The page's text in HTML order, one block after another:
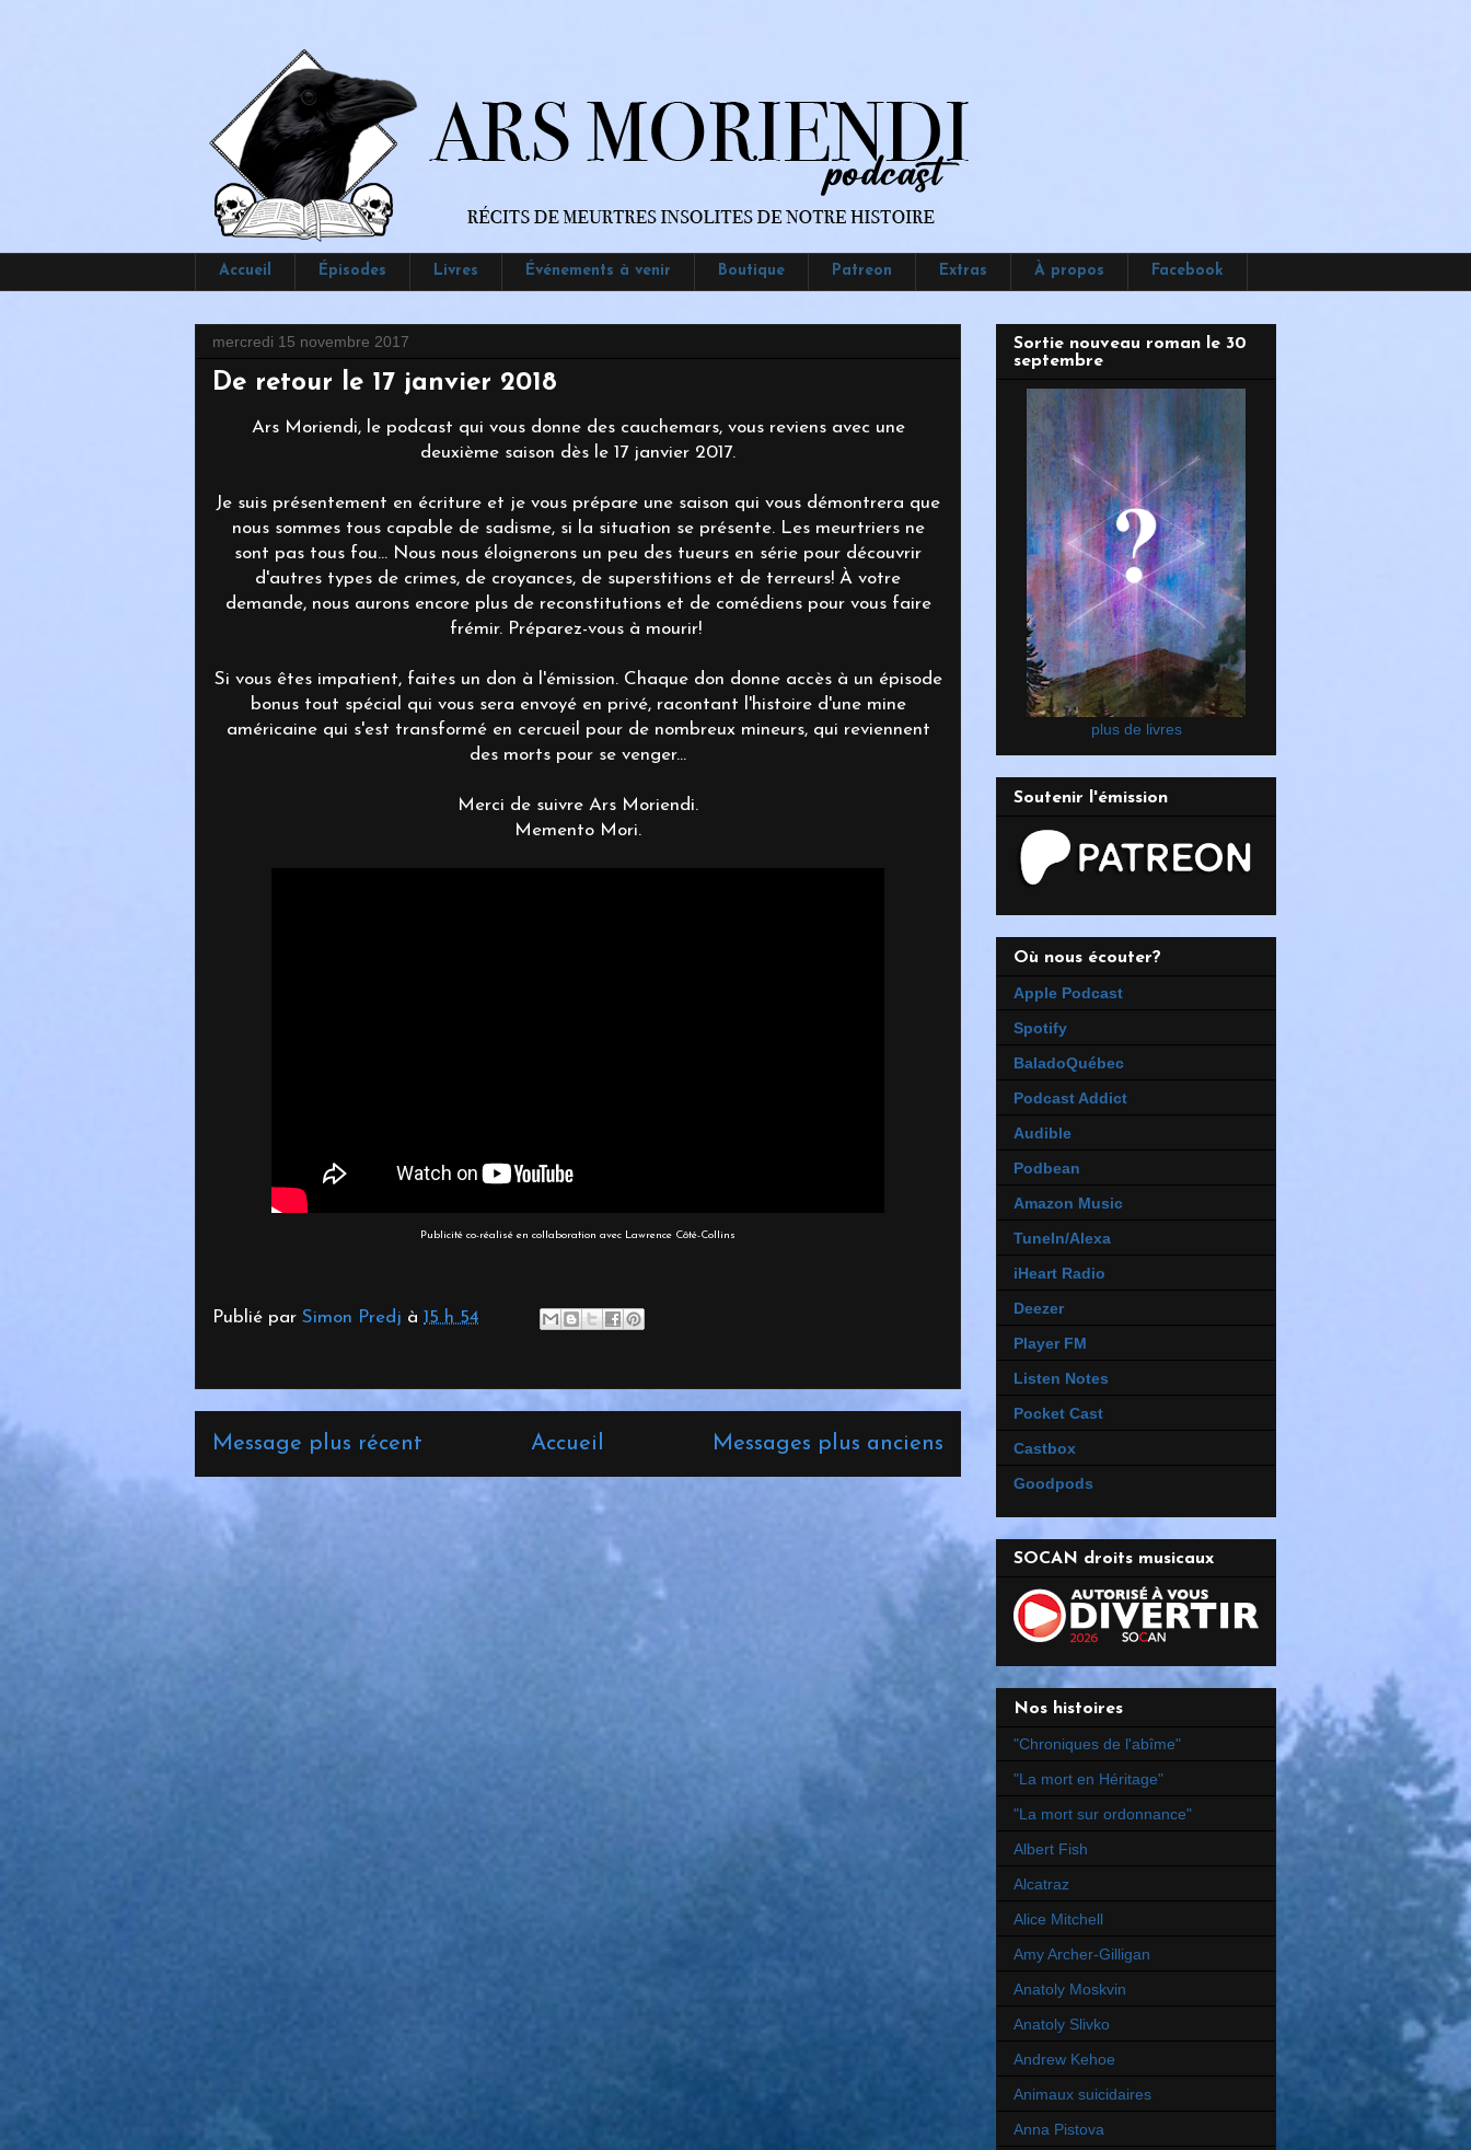
Accueil Épisodes Livres Événements à venir Boutique Patreon Extras À propos Facebook
mercredi 15 novembre 2017
De retour le 17 janvier 2018
Ars Moriendi, le podcast qui vous donne des cauchemars, vous reviens avec une
deuxième saison dès le 17 janvier 2017.
Je suis présentement en écriture et je vous prépare une saison qui vous démontrera que
nous sommes tous capable de sadisme, si la situation se présente. Les meurtriers ne
sont pas tous fou... Nous nous éloignerons un peu des tueurs en série pour découvrir
d'autres types de crimes, de croyances, de superstitions et de terreurs! À votre
demande, nous aurons encore plus de reconstitutions et de comédiens pour vous faire
frémir. Préparez-vous à mourir!
Si vous êtes impatient, faites un don à l'émission. Chaque don donne accès à un épisode
bonus tout spécial qui vous sera envoyé en privé, racontant l'histoire d'une mine
américaine qui s'est transformé en cercueil pour de nombreux mineurs, qui reviennent
des morts pour se venger...
Merci de suivre Ars Moriendi.
Memento Mori.
Publicité co-réalisé en collaboration avec Lawrence Côté-Collins
Publié par Simon Predj à 15 h 54
Message plus récent Messages plus anciens
Accueil
Sortie nouveau roman le 30
septembre
plus de livres
Soutenir l'émission
Où nous écouter?
Apple Podcast
Spotify
BaladoQuébec
Podcast Addict
Audible
Podbean
Amazon Music
TuneIn/Alexa
iHeart Radio
Deezer
Player FM
Listen Notes
Pocket Cast
Castbox
Goodpods
SOCAN droits musicaux
Nos histoires
"Chroniques de l'abîme"
"La mort en Héritage"
"La mort sur ordonnance"
Albert Fish
Alcatraz
Alice Mitchell
Amy Archer-Gilligan
Anatoly Moskvin
Anatoly Slivko
Andrew Kehoe
Animaux suicidaires
Anna Pistova